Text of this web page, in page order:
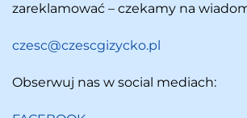
zareklamować – czekamy na
czesc@czescgizycko.pl
Obserwuj nas w social mediach: